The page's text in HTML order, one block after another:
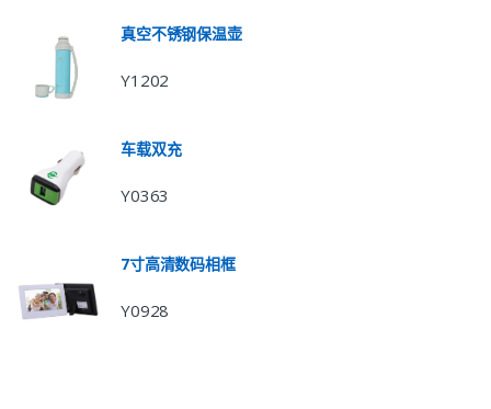
真空不锈钢保温壶
Y1202
车载双充
Y0363
7寸高清数码相框
Y0928